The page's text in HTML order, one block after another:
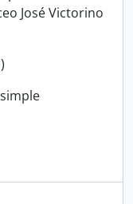
José Victorino